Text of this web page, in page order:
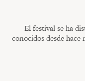
El festival se ha
conocidos desde hace